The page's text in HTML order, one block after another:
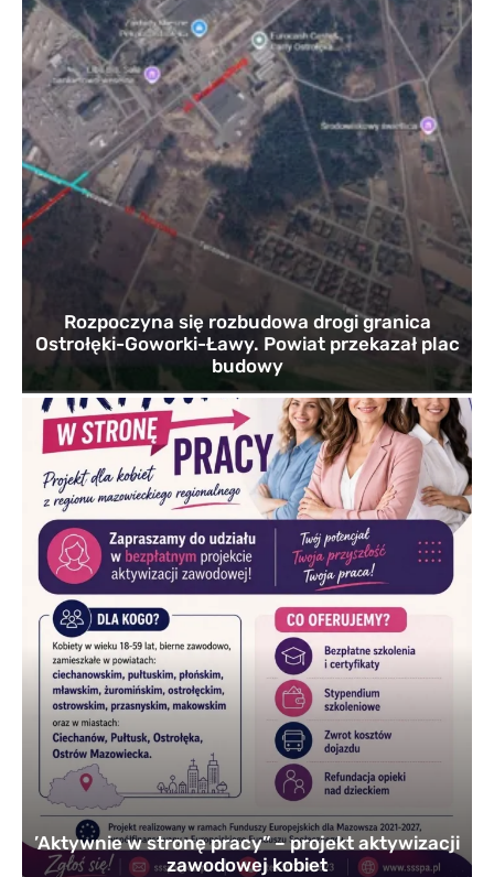
Rozpoczyna się rozbudowa drogi granica
Ostrołęki-Goworki-Ławy. Powiat przekazał plac
budowy
’Aktywnie w stronę pracy” – projekt aktywizacji
zawodowej kobiet